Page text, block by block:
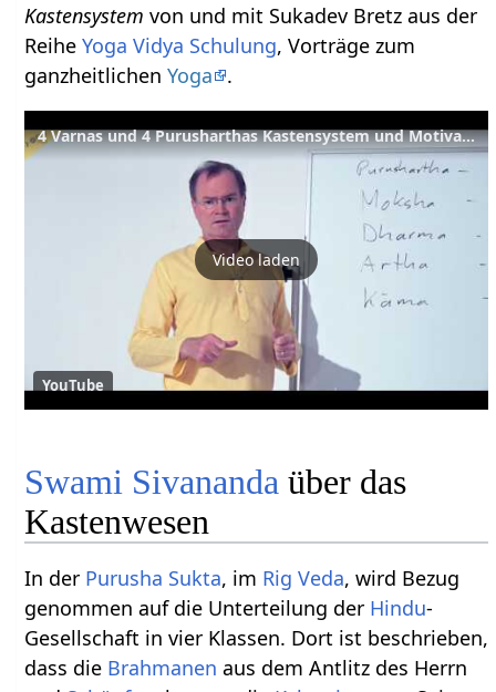
Kastensystemvon und mit Sukadev Bretz aus der
ReiheYoga Vidya Schulung, Vorträge zum
ganzheitlichenYoga .
4 Varnas und 4 Purusharthas Kastensystem und Motivationsstruktur – YVS124
Video laden
YouTube
Swami Sivananda über das
Kastenwesen
In der Purusha Sukta, im Rig Veda, wird Bezug
genommen auf die Unterteilung der Hindu-
Gesellschaft in vier Klassen. Dort ist beschrieben,
dass die Brahmanen aus dem Antlitz des Herrn